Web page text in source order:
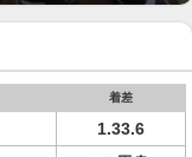
着差
1.33.6